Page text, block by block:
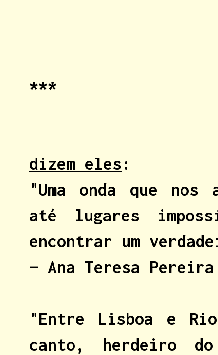
***
dizem eles:
"Uma onda que
até lugares
encontrar um
— Ana Teresa
"Entre Lisboa e
canto, herdeiro